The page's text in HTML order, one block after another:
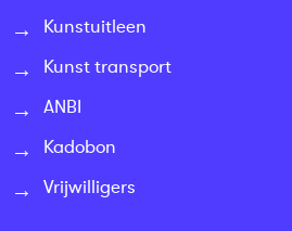
Kunstuitleen
Kunst transport
ANBI
Kadobon
Vrijwilligers